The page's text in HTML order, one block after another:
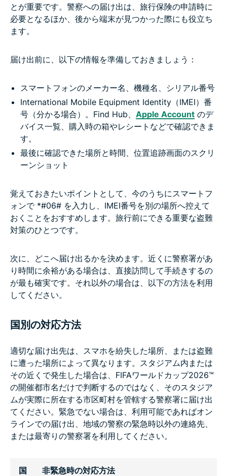
とが重要です。警察への届け出は、旅行保険の申請時に
必要となるほか、後から端末が見つかった際にも役立ち
ます。
届け出前に、以下の情報を準備しておきましょう：
スマートフォンのメーカー名、機種名、シリアル番号
International Mobile Equipment Identity（IMEI）番
号（分かる場合）。Find Hub、 Apple Account のデ
バイス一覧、購入時の箱やレシートなどで確認できま
す。
最後に確認できた場所と時間、位置追跡画面のスクリ
ーンショット
覚えておきたいポイントとして、今のうちにスマートフ
ォンで *#06# を入力し、IMEI番号を別の場所へ控えて
おくことをおすすめします。旅行前にできる重要な盗難
対策のひとつです。
次に、どこへ届け出るかを決めます。近くに警察署があ
り時間に余裕がある場合は、直接訪問して手続きするの
が最も確実です。それ以外の場合は、以下の方法を利用
してください。
国別の対応方法
適切な届け出先は、スマホを紛失した場所、または盗難
に遭った場所によって異なります。スタジアム内または
その近くで発生した場合は、FIFAワールドカップ2026™
の開催都市名だけで判断するのではなく、そのスタジア
ムが実際に所在する市区町村を管轄する警察署に届け出
てください。緊急でない場合は、利用可能であればオン
ラインでの届け出、地域の警察の緊急時以外の連絡先、
または最寄りの警察署を利用してください。
国 非緊急時の対応方法